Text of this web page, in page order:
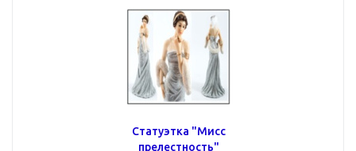
Статуэтка "Мисс
прелестность"